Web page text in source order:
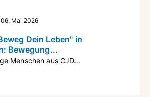
06. Mai 2026
Dein Leben" in
Bewegung...
Menschen aus CJD...